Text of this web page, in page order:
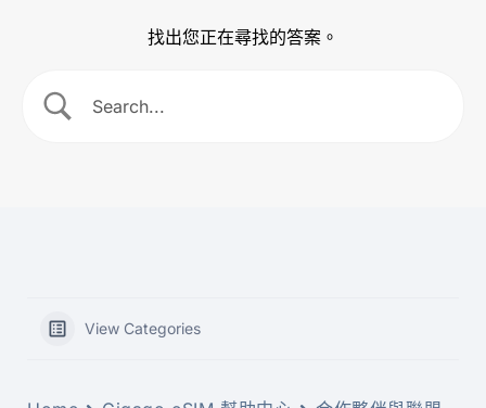
找出您正在尋找的答案。
View Categories